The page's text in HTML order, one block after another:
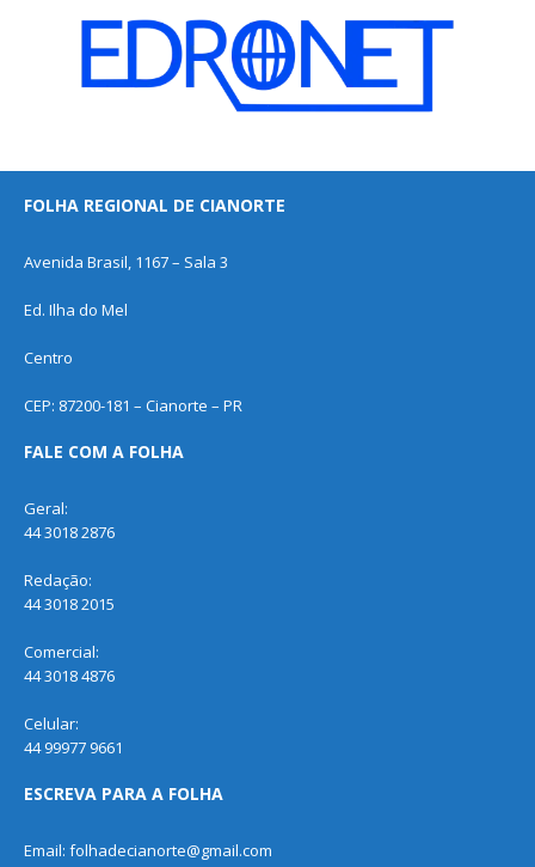
FOLHA REGIONAL DE CIANORTE
Avenida Brasil, 1167 – Sala 3
Ed. Ilha do Mel
Centro
CEP: 87200-181 – Cianorte – PR
FALE COM A FOLHA
Geral:
44 3018 2876
Redação:
44 3018 2015
Comercial:
44 3018 4876
Celular:
44 99977 9661
ESCREVA PARA A FOLHA
Email: folhadecianorte@gmail.com